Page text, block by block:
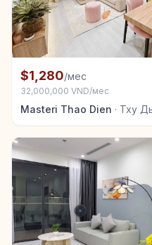
Квартира в аренду в
$1,280/мес
32,000,000 VND/мес
Masteri Thao Dien · Тху